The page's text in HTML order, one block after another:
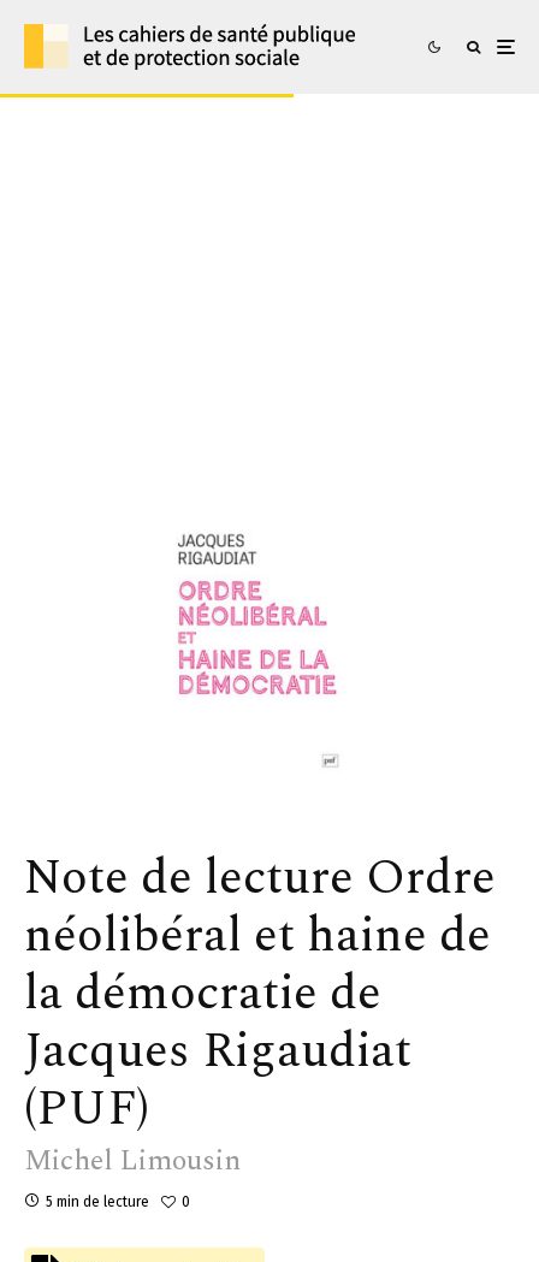
Note de lecture Ordre
néolibéral et haine de
la démocratie de
Jacques Rigaudiat
(PUF)
Michel Limousin
5 min de lecture 0